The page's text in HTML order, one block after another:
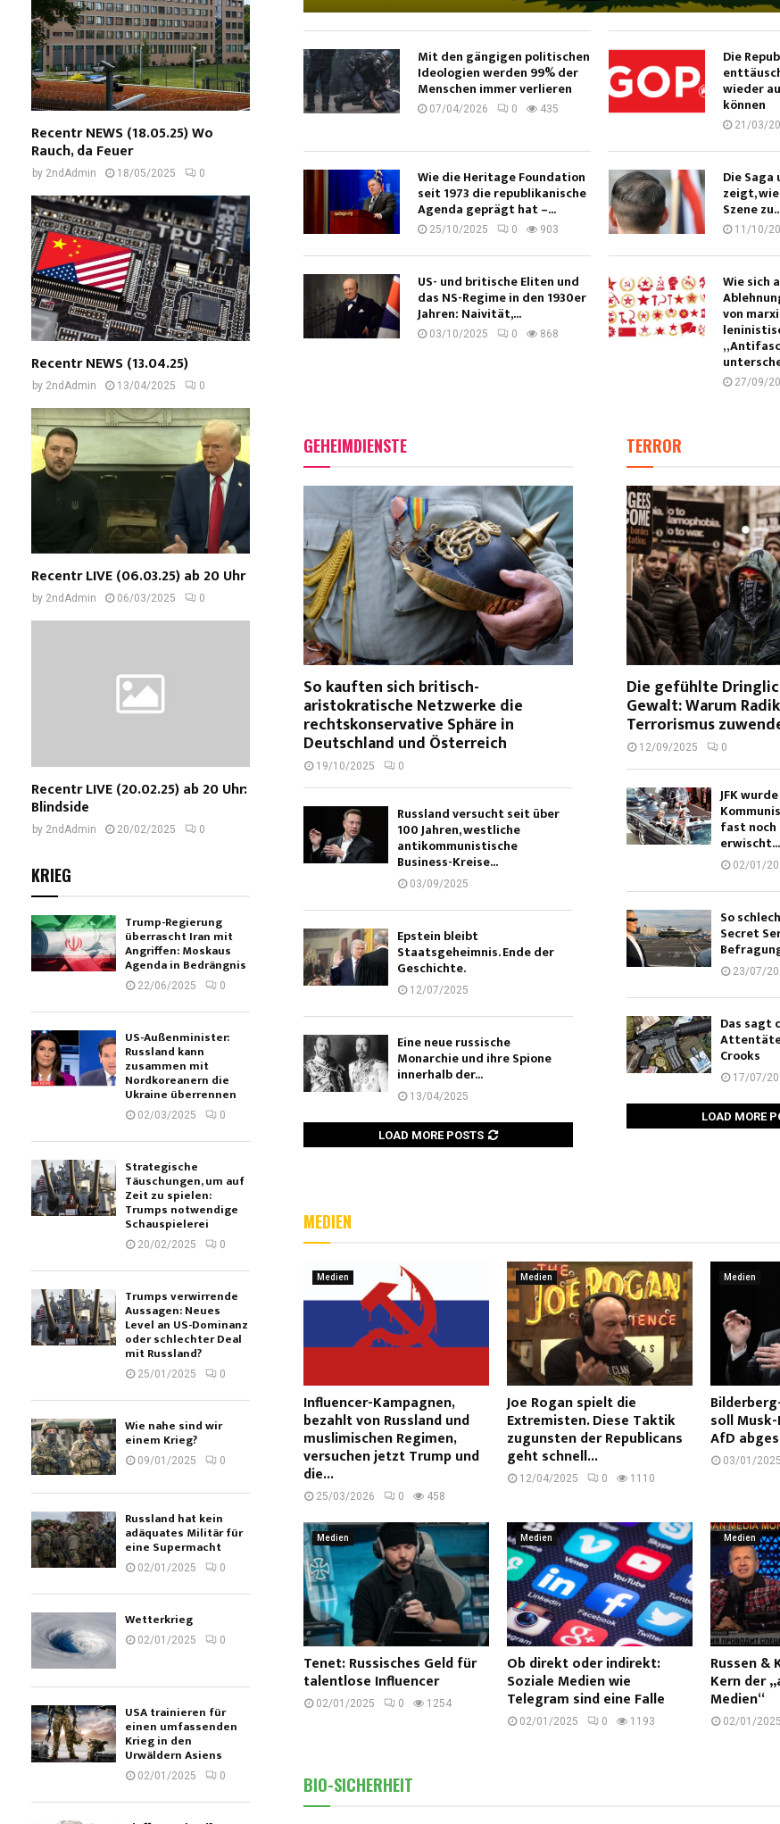
Mit den gängigen politischen
Ideologien werden 99% der
Menschen immer verlieren
07/04/2026 0 435
Die
wieder
können
21/03/
Wie die Heritage Foundation
seit 1973 die republikanische
Agenda geprägt hat –...
25/10/2025 0 903
Die Saga
zeigt,
Szene
11/10/
US- und britische Eliten und
das NS-Regime in den 1930er
Jahren: Naivität,...
03/10/2025 0 868
Wie sich
von
27/09/
GEHEIMDIENSTE
So kauften sich britisch-
aristokratische Netzwerke die
rechtskonservative Sphäre in
Deutschland und Österreich
19/10/2025 0
Russland versucht seit über
100 Jahren, westliche
antikommunistische
Business-Kreise...
03/09/2025
Epstein bleibt
Staatsgeheimnis. Ende der
Geschichte.
12/07/2025
Eine neue russische
Monarchie und ihre Spione
innerhalb der...
13/04/2025
LOAD MORE POSTS
TERROR
Die gefühlte
Gewalt: Warum
Terrorismus
12/09/2025 0
JFK
fast noch
erwischt...
02/01/
So
Secret
23/07/
Das sagt
Crooks
17/07/
LOAD MORE
MEDIEN
Medien
Influencer-Kampagnen,
bezahlt von Russland und
muslimischen Regimen,
versuchen jetzt Trump und
die...
25/03/2026 0 458
Medien
Joe Rogan spielt die
Extremisten. Diese Taktik
zugunsten der Republicans
geht schnell...
12/04/2025 0 1110
Medien
soll
AfD
03/01/2025
Medien
Tenet: Russisches Geld für
talentlose Influencer
02/01/2025 0 1254
Medien
Ob direkt oder indirekt:
Soziale Medien wie
Telegram sind eine Falle
02/01/2025 0 1193
Medien
Russen &
Kern der
Medien“
02/01/2025
BIO-SICHERHEIT
Recentr NEWS (18.05.25) Wo
Rauch, da Feuer
by 2ndAdmin 18/05/2025 0
Recentr NEWS (13.04.25)
by 2ndAdmin 13/04/2025 0
Recentr LIVE (06.03.25) ab 20 Uhr
by 2ndAdmin 06/03/2025 0
Recentr LIVE (20.02.25) ab 20 Uhr:
Blindside
by 2ndAdmin 20/02/2025 0
KRIEG
Trump-Regierung
überrascht Iran mit
Angriffen: Moskaus
Agenda in Bedrängnis
22/06/2025 0
US-Außenminister:
Russland kann
zusammen mit
Nordkoreanern die
Ukraine überrennen
02/03/2025 0
Strategische
Täuschungen, um auf
Zeit zu spielen:
Trumps notwendige
Schauspielerei
20/02/2025 0
Trumps verwirrende
Aussagen: Neues
Level an US-Dominanz
oder schlechter Deal
mit Russland?
25/01/2025 0
Wie nahe sind wir
einem Krieg?
09/01/2025 0
Russland hat kein
adäquates Militär für
eine Supermacht
02/01/2025 0
Wetterkrieg
02/01/2025 0
USA trainieren für
einen umfassenden
Krieg in den
Urwäldern Asiens
02/01/2025 0